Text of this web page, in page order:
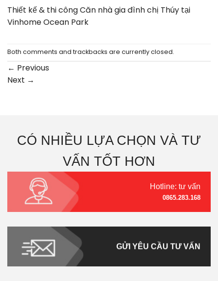
Thiết kế & thi công Căn nhà gia đình chị Thúy tại
Vinhome Ocean Park
Both comments and trackbacks are currently closed.
← Previous
Next →
CÓ NHIỀU LỰA CHỌN VÀ TƯ
VẤN TỐT HƠN
Hotline: tư vấn
0865.283.168
GỬI YÊU CẦU TƯ VẤN